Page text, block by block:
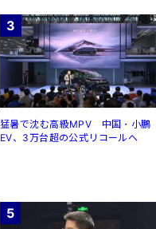
3
猛暑で沈む高級MPV 中国・小鵬
EV、3万台超の公式リコールへ
5